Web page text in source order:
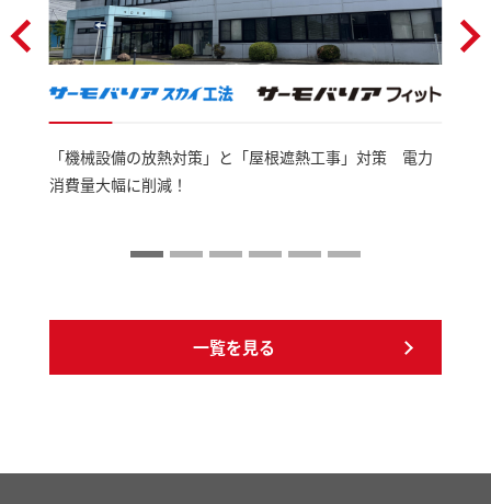
「機械設備の放熱対策」と「屋根遮熱工事」対策 電力
消費量大幅に削減！
一覧を見る